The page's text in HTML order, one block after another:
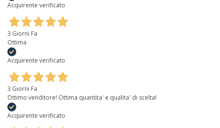
Acquirente verificato
3 Giorni Fa
Ottima
Acquirente verificato
3 Giorni Fa
Ottimo venditore! Ottima quantita' e qualita' di scelta!
Acquirente verificato